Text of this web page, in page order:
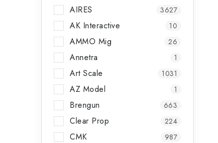
AIRES 3627
AK Interactive 10
AMMO Mig 26
Annetra 1
Art Scale 1031
AZ Model 1
Brengun 663
Clear Prop 224
CMK 987